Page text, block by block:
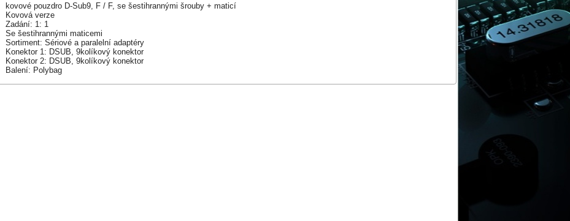
kovové pouzdro D-Sub9, F / F, se šestihrannými šrouby + maticí
Kovová verze
Zadání: 1: 1
Se šestihrannými maticemi
Sortiment: Sériové a paralelní adaptéry
Konektor 1: DSUB, 9kolíkový konektor
Konektor 2: DSUB, 9kolíkový konektor
Balení: Polybag